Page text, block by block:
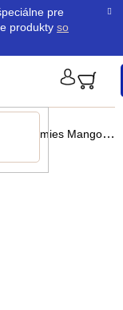
pre
produkty so
Gummies Mango na